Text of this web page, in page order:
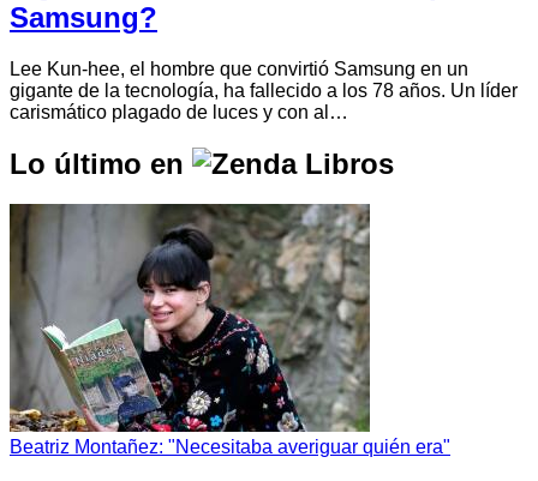
Samsung?
Lee Kun-hee, el hombre que convirtió Samsung en un
gigante de la tecnología, ha fallecido a los 78 años. Un líder
carismático plagado de luces y con al…
Lo último en
Beatriz Montañez: "Necesitaba averiguar quién era"